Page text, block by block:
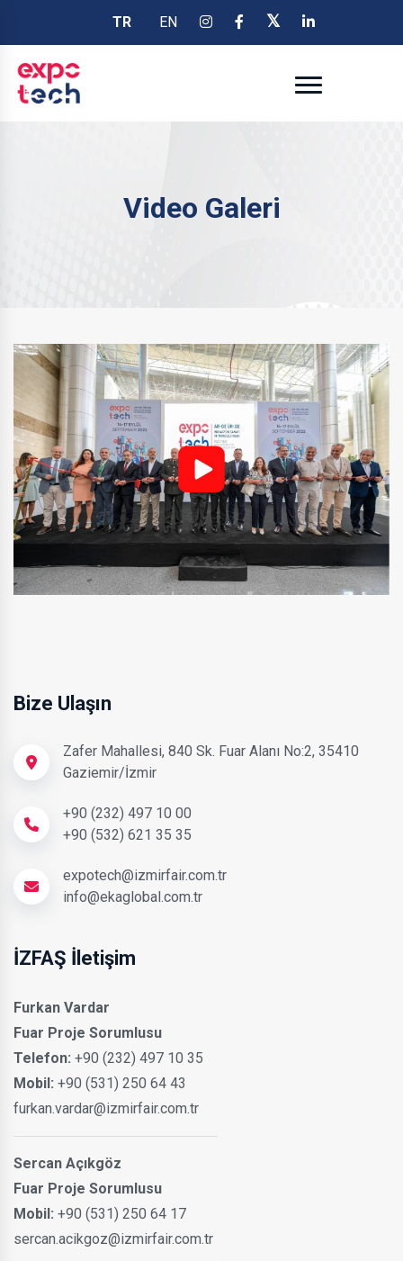
TR EN
Video Galeri
Bize Ulaşın
Zafer Mahallesi, 840 Sk. Fuar Alanı No:2, 35410
Gaziemir/İzmir
+90 (232) 497 10 00
+90 (532) 621 35 35
expotech@izmirfair.com.tr
info@ekaglobal.com.tr
İZFAŞ İletişim
Furkan Vardar
Fuar Proje Sorumlusu
Telefon: +90 (232) 497 10 35
Mobil: +90 (531) 250 64 43
furkan.vardar@izmirfair.com.tr
Sercan Açıkgöz
Fuar Proje Sorumlusu
Mobil: +90 (531) 250 64 17
sercan.acikgoz@izmirfair.com.tr